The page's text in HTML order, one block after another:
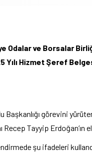
Odalar ve Borsalar
Yılı Hizmet Şeref
Başkanlığı görevini
Tayyip Erdoğan’ın
şu ifadeleri